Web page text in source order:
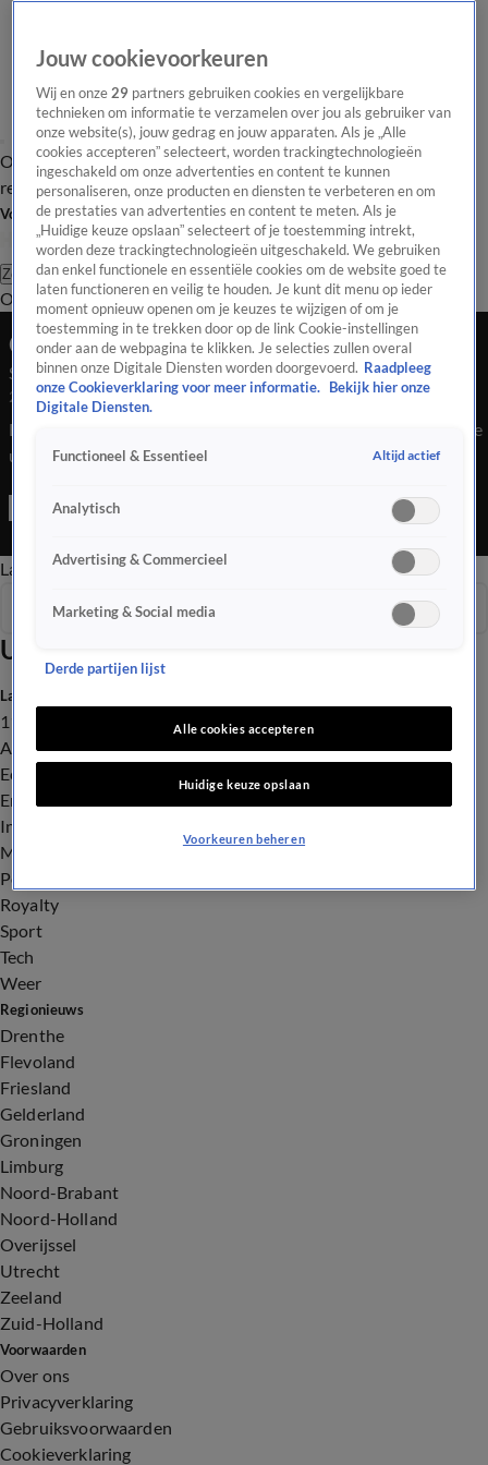
Overzicht Laatste nieuws Regionieuws Het beste van Hart
Tip de
redactie
Volg Hart van Nederland
Zoeken
OverzichtRegioUitzendingenWeerTip de redactiePanelVideo's
Ochtend Editie
Seizoen 2026, aflevering 369
24 jan, 08:00
Bekijk aflevering 369 van Hart van Nederland - Ochtend Editie
uit seizoen 2026 hier. Deze aflevering is uitgezonden op 24
Editie is een Nieuws programma
Late EditieOchtend EditieVroege Editie
Uitzendingen
Seizoen 2026
Laatste nieuws
112
Advies & Tips
Economie
Entertainment
Infrastructuur
Milieu en Gezondheid
Politiek
Royalty
Sport
Tech
Weer
Regionieuws
Drenthe
Flevoland
Friesland
Gelderland
Groningen
Limburg
Noord-Brabant
Noord-Holland
Overijssel
Utrecht
Zeeland
Zuid-Holland
Voorwaarden
Over ons
Privacyverklaring
Gebruiksvoorwaarden
Cookieverklaring
Jouw cookievoorkeuren
Wij en onze29 partners gebruiken cookies en vergelijkbare
technieken om informatie te verzamelen over jou als gebruiker van
onze website(s), jouw gedrag en jouw apparaten. Als je „Alle
cookies accepteren” selecteert, worden trackingtechnologieën
ingeschakeld om onze advertenties en content te kunnen
personaliseren, onze producten en diensten te verbeteren en om
de prestaties van advertenties en content te meten. Als je
„Huidige keuze opslaan” selecteert of je toestemming intrekt,
worden deze trackingtechnologieën uitgeschakeld. We gebruiken
dan enkel functionele en essentiële cookies om de website goed te
laten functioneren en veilig te houden. Je kunt dit menu op ieder
moment opnieuw openen om je keuzes te wijzigen of om je
toestemming in te trekken door op de link Cookie-instellingen
onder aan de webpagina te klikken. Je selecties zullen overal
binnen onze Digitale Diensten worden doorgevoerd. Raadpleeg
onze Cookieverklaring voor meer informatie.
Bekijk hier onze
Digitale Diensten.
Functioneel & Essentieel Altijd actief
Analytisch
Advertising & Commercieel
Marketing & Social media
Derde partijen lijst
Alle cookies accepteren
Huidige keuze opslaan
Voorkeuren beheren